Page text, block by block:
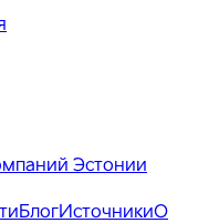
Эстонии
БлогИсточникиО